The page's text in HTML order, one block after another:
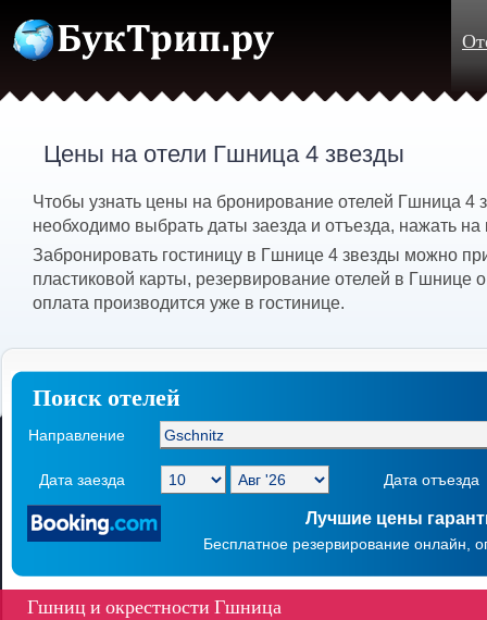
Цены на отели Гшница 4 звезды
Чтобы узнать цены на бронирование отелей Гшница 4
необходимо выбрать даты заезда и отъезда, нажать на
Забронировать гостиницу в Гшнице 4 звезды можно
пластиковой карты, резервирование отелей в Гшнице
оплата производится уже в гостинице.
Поиск отелей
Направление
Дата заезда Дата отъезда
Лучшие цены
Бесплатное резервирование онлайн,
Гшниц и окрестности Гшница